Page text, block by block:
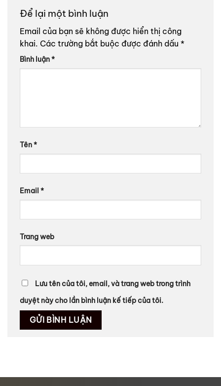
Để lại một bình luận
Email của bạn sẽ không được hiển thị công
khai. Các trường bắt buộc được đánh dấu *
Bình luận*
Tên*
Email *
Trang web
Lưu tên của tôi, email, và trang web trong trình
duyệt này cho lần bình luận kế tiếp của tôi.